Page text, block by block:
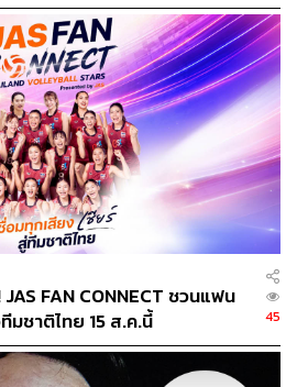
THE AUTHOR
ฎา โชคธนาเสริมสกุล
Creator กองข่าวต่างประเทศ
FAN CONNECT ชวนแฟน
มชาติไทย 15 ส.ค.นี้
45